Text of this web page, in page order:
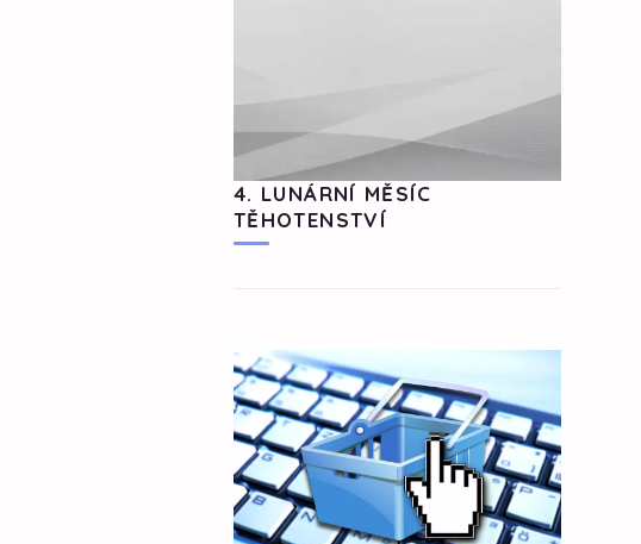
4. LUNÁRNÍ MĚSÍC
TĚHOTENSTVÍ